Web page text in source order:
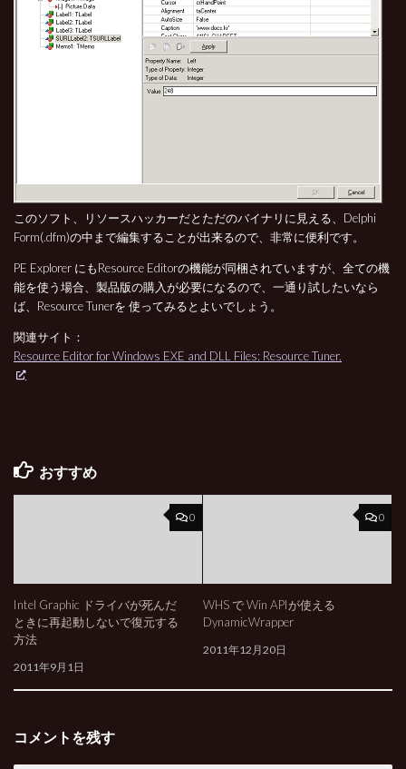
このソフト、リソースハッカーだとただのバイナリに見える、Delphi
Form(.dfm)の中まで編集することが出来るので、非常に便利です。
PE Explorer にもResource Editorの機能が同梱されていますが、全ての機
能を使う場合、製品版の購入が必要になるので、一通り試したいなら
ば、Resource Tunerを 使ってみるとよいでしょう。
関連サイト：
Resource Editor for Windows EXE and DLL Files: Resource Tuner.
おすすめ
0
Intel Graphic ドライバが死んだ
ときに再起動しないで復元する
方法
2011年9月1日
0
WHS で Win APIが使える
DynamicWrapper
2011年12月20日
コメントを残す